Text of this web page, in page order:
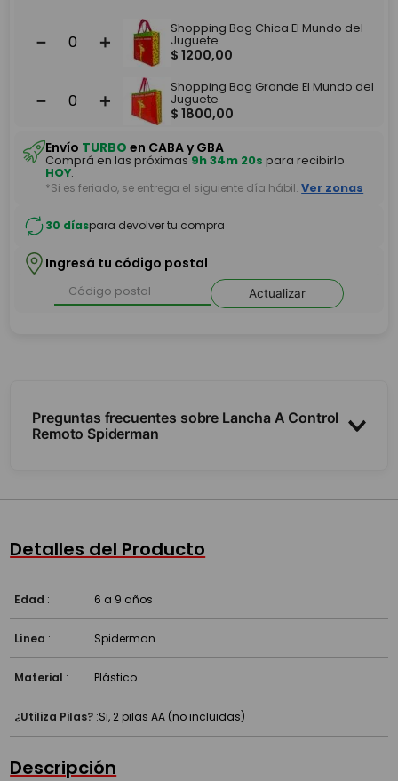
＋
－
Shopping Bag Chica El Mundo del
Juguete
$ 1200,00
＋
－
Shopping Bag Grande El Mundo del
Juguete
$ 1800,00
Envío TURBO en CABA y GBA
Comprá en las próximas9h 34m 20s para recibirlo
HOY.
*Si es feriado, se entrega el siguiente día hábil. Ver zonas
30 díaspara devolver tu compra
Ingresá tu código postal
Actualizar
Preguntas frecuentes sobre Lancha A Control
Remoto Spiderman
¿Anda en alfombra o solo en piso liso?
Detalles del Producto
Edad : 6 a 9 años
Línea : Spiderman
Material : Plástico
¿Utiliza Pilas? :Si, 2 pilas AA (no incluidas)
Descripción